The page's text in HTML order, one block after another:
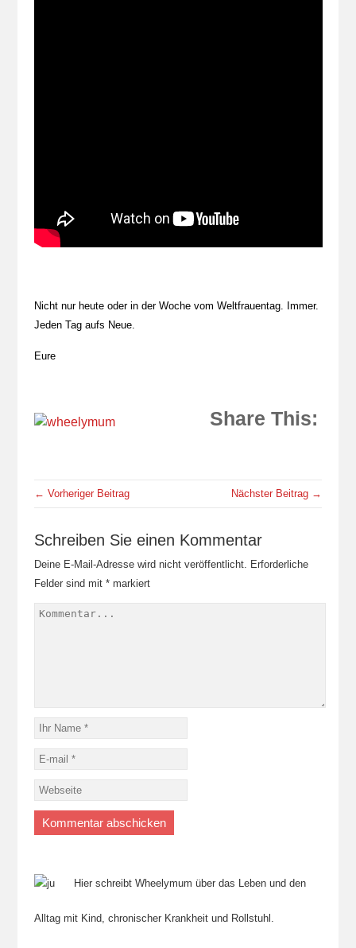
Nicht nur heute oder in der Woche vom Weltfrauentag. Immer.
Jeden Tag aufs Neue.
Eure
Share This:
← Vorheriger Beitrag Nächster Beitrag →
Schreiben Sie einen Kommentar
Deine E-Mail-Adresse wird nicht veröffentlicht. Erforderliche
Felder sind mit *markiert
Hier schreibt Wheelymum über das Leben und den
Alltag mit Kind, chronischer Krankheit und Rollstuhl.